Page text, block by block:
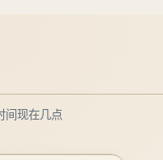
间现在几点